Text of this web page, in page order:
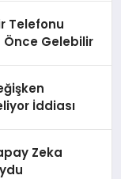
Telefonu
Önce Gelebilir
İddiası
Zeka